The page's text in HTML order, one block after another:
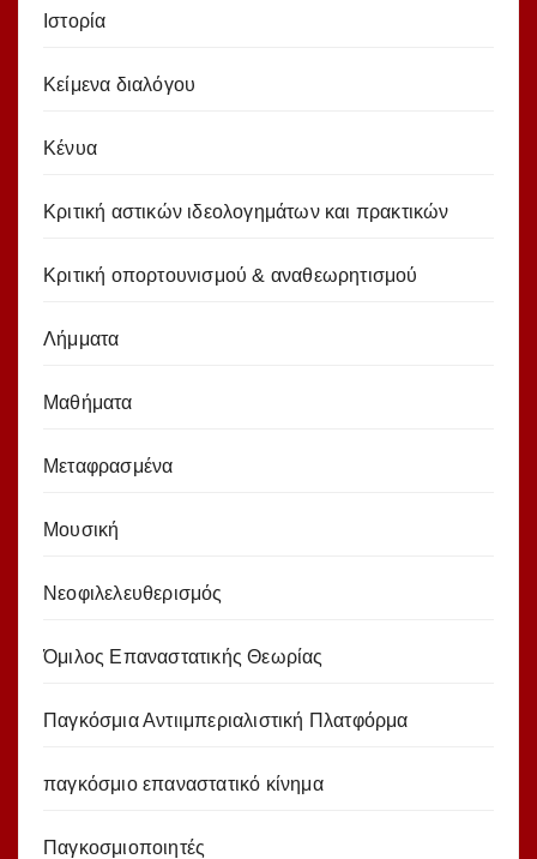
Ιστορία
Κείμενα διαλόγου
Κένυα
Κριτική αστικών ιδεολογημάτων και πρακτικών
Κριτική οπορτουνισμού & αναθεωρητισμού
Λήμματα
Μαθήματα
Μεταφρασμένα
Μουσική
Νεοφιλελευθερισμός
Όμιλος Επαναστατικής Θεωρίας
Παγκόσμια Αντιιμπεριαλιστική Πλατφόρμα
παγκόσμιο επαναστατικό κίνημα
Παγκοσμιοποιητές